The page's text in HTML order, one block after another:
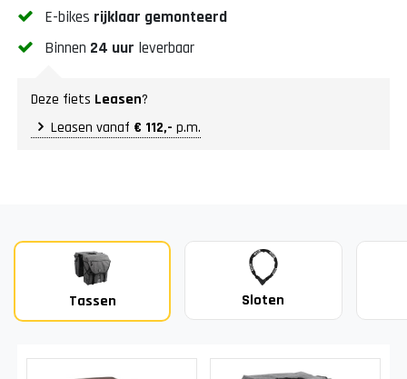
E-bikes rijklaar gemonteerd
Binnen 24 uur leverbaar
Deze fiets Leasen?
Leasen vanaf € 112,- p.m.
Tassen Sloten